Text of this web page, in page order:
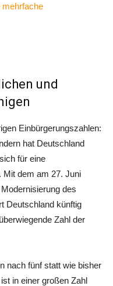
mehrfache
und
Einbürgerungszahlen:
hat Deutschland
für eine
Mit dem am 27. Juni
des
Deutschland künftig
Zahl der
nach fünf statt wie bisher
in einer großen Zahl